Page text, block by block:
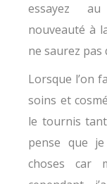
essayez
nouveauté à
ne saurez pas
Lorsque l’on
soins et
le tournis
pense que
choses car